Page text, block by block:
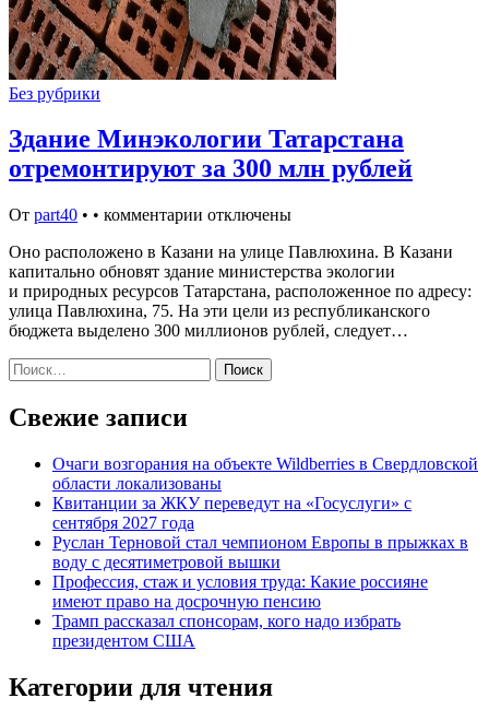
Без рубрики
Здание Минэкологии Татарстана
отремонтируют за 300 млн рублей
От part40 • • комментарии отключены
Оно расположено в Казани на улице Павлюхина. В Казани
капитально обновят здание министерства экологии
и природных ресурсов Татарстана, расположенное по адресу:
улица Павлюхина, 75. На эти цели из республиканского
бюджета выделено 300 миллионов рублей, следует…
Найти:
Свежие записи
Очаги возгорания на объекте Wildberries в Свердловской
области локализованы
Квитанции за ЖКУ переведут на «Госуслуги» с
сентября 2027 года
Руслан Терновой стал чемпионом Европы в прыжках в
воду с десятиметровой вышки
Профессия, стаж и условия труда: Какие россияне
имеют право на досрочную пенсию
Трамп рассказал спонсорам, кого надо избрать
президентом США
Категории для чтения